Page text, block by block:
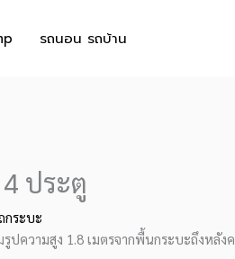
รถนอน รถบ้าน
ประตู
กระบะ
ปความสูง 1.8 เมตรจากพื้นกระบะถึงห